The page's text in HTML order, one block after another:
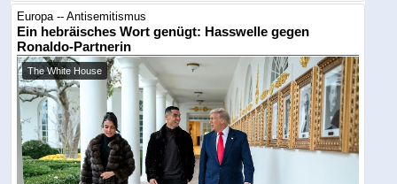
Europa -- Antisemitismus
Ein hebräisches Wort genügt: Hasswelle gegen
Ronaldo-Partnerin
The White House